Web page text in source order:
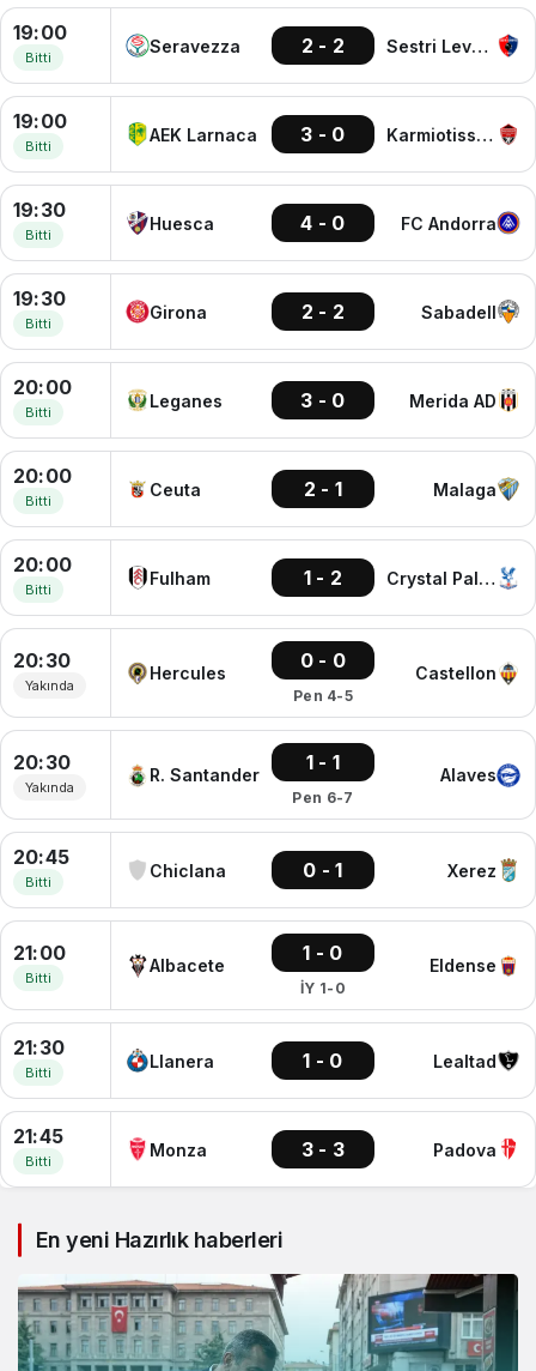
19:00
Bitti
Seravezza 2 - 2 Sestri Levante
19:00
Bitti
AEK Larnaca 3 - 0 Karmiotissa P.
19:30
Bitti
Huesca 4 - 0 FC Andorra
19:30
Bitti
Girona 2 - 2 Sabadell
20:00
Bitti
Leganes 3 - 0 Merida AD
20:00
Bitti
Ceuta 2 - 1 Malaga
20:00
Bitti
Fulham 1 - 2 Crystal Palace
20:30
Yakında
Hercules
0 - 0
Pen 4-5
Castellon
20:30
Yakında
R. Santander
1 - 1
Pen 6-7
Alaves
20:45
Bitti
Chiclana 0 - 1 Xerez
21:00
Bitti
Albacete
1 - 0
İY 1-0
Eldense
21:30
Bitti
Llanera 1 - 0 Lealtad
21:45
Bitti
Monza 3 - 3 Padova
En yeni Hazırlık haberleri